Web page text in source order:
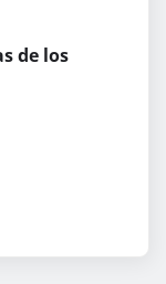
de los